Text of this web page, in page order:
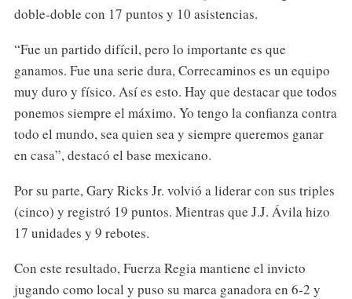
doble-doble con 17 puntos y 10 asistencias.
“Fue un partido difícil, pero lo importante es que
ganamos. Fue una serie dura, Correcaminos es un equipo
muy duro y físico. Así es esto. Hay que destacar que todos
ponemos siempre el máximo. Yo tengo la confianza contra
todo el mundo, sea quien sea y siempre queremos ganar
en casa”, destacó el base mexicano.
Por su parte, Gary Ricks Jr. volvió a liderar con sus triples
(cinco) y registró 19 puntos. Mientras que J.J. Ávila hizo
17 unidades y 9 rebotes.
Con este resultado, Fuerza Regia mantiene el invicto
jugando como local y puso su marca ganadora en 6-2 y